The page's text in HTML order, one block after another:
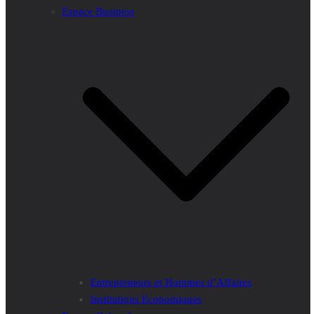
Espace Business
Entrepreneurs et Hommes d’Affaires
Institutions Economiques